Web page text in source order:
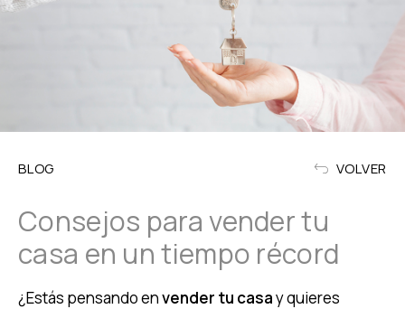
BLOG VOLVER
Consejos para vender tu
casa en un tiempo récord
¿Estás pensando envender tu casay quieres